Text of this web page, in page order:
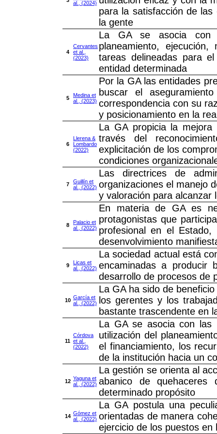
al., (2024)
para la satisfacción de
la gente
4
Cervantes
et al.,
(2023)
La GA se asocia con
planeamiento,
tareas delineadas para
entidad determinada
5
Medina et
al., (2023)
Por la GA las entidades
buscar el
correspondencia con su
y posicionamiento en la
6
Llerena &
Lombardo
(2022)
La GA propicia la mejora
través del
explicitación de los
condiciones
7
Guillín et
al., (2022)
Las directrices de
organizaciones el manejo
y valoración para alcanzar
8
Palacio et
al., (2022)
En materia de GA es
protagonistas que
profesional en el
desenvolvimiento
9
Licas et
al., (2022)
La sociedad actual está
encaminadas a producir
desarrollo de procesos de
10 García et
al., (2022)
La GA ha sido de
los gerentes y los
bastante trascendente en
11
Córdova
et al.,
(2022)
La GA se asocia con las
utilización del
el financiamiento, los
de la institución hacia un
12 Yaguna et
al., (2022)
La gestión se orienta al
abanico de
determinado propósito
14 Gómez et
al., (2022)
La GA postula una
orientadas de manera
ejercicio de los puestos en